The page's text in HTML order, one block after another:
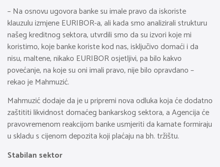
– Na osnovu ugovora banke su imale pravo da iskoriste
klauzulu izmjene EURIBOR-a, ali kada smo analizirali strukturu
našeg kreditnog sektora, utvrdili smo da su izvori koje mi
koristimo, koje banke koriste kod nas, isključivo domaći i da
nisu, maltene, nikako EURIBOR osjetljivi, pa bilo kakvo
povećanje, na koje su oni imali pravo, nije bilo opravdano –
rekao je Mahmuzić.
Mahmuzić dodaje da je u pripremi nova odluka koja će dodatno
zaštititi likvidnost domaćeg bankarskog sektora, a Agencija će
pravovremenom reakcijom banke usmjeriti da kamate formiraju
u skladu s cijenom depozita koji plaćaju na bh. tržištu.
Stabilan sektor